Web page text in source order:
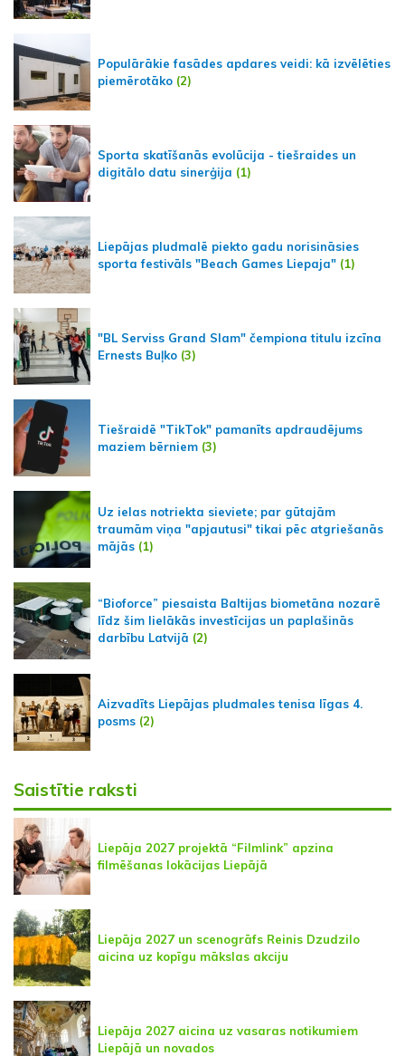
Populārākie fasādes apdares veidi: kā izvēlēties
piemērotāko (2)
Sporta skatīšanās evolūcija - tiešraides un
digitālo datu sinerģija (1)
Liepājas pludmalē piekto gadu norisināsies
sporta festivāls "Beach Games Liepaja" (1)
"BL Serviss Grand Slam" čempiona titulu izcīna
Ernests Buļko (3)
Tiešraidē "TikTok" pamanīts apdraudējums
maziem bērniem (3)
Uz ielas notriekta sieviete; par gūtajām
traumām viņa "apjautusi" tikai pēc atgriešanās
mājās (1)
“Bioforce” piesaista Baltijas biometāna nozarē
līdz šim lielākās investīcijas un paplašinās
darbību Latvijā (2)
Aizvadīts Liepājas pludmales tenisa līgas 4.
posms (2)
Saistītie raksti
Liepāja 2027 projektā “Filmlink” apzina
filmēšanas lokācijas Liepājā
Liepāja 2027 un scenogrāfs Reinis Dzudzilo
aicina uz kopīgu mākslas akciju
Liepāja 2027 aicina uz vasaras notikumiem
Liepājā un novados